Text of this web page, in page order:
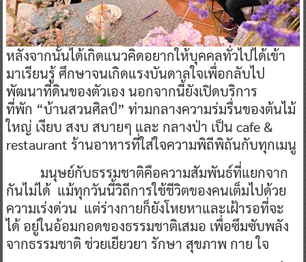
หลังจากนั้นได้เกิดแนวคิดอยากให้บุคคลทั่วไปได้เข้า
มาเรียนรู้ ศึกษาจนเกิดแรงบันดาลใจเพื่อกลับไป
พัฒนาที่ดินของตัวเอง นอกจากนี้ยังเปิดบริการ
ที่พัก “บ้านสวนศิลป์” ท่ามกลางความร่มรื่นของต้นไม้
ใหญ่ เงียบ สงบ สบายๆ และ กลางป่า เป็น cafe &
restaurant ร้านอาหารที่ใส่ใจความพิถีพิถันกับทุกเมนู
มนุษย์กับธรรมชาติคือความสัมพันธ์ที่แยกจาก
กันไม่ได้ แม้ทุกวันนี้วิถีการใช้ชีวิตของคนเต็มไปด้วย
ความเร่งด่วน แต่ร่างกายก็ยังโหยหาและเฝ้ารอที่จะ
ได้ อยู่ในอ้อมกอดของธรรมชาติเสมอ เพื่อซึมซับพลัง
จากธรรมชาติ ช่วยเยียวยา รักษา สุขภาพ กาย ใจ